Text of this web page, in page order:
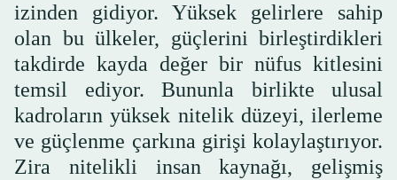
izinden gidiyor. Yüksek gelirlere sahip
olan bu ülkeler, güçlerini birleştirdikleri
takdirde kayda değer bir nüfus kitlesini
temsil ediyor. Bununla birlikte ulusal
kadroların yüksek nitelik düzeyi, ilerleme
ve güçlenme çarkına girişi kolaylaştırıyor.
Zira nitelikli insan kaynağı, gelişmiş